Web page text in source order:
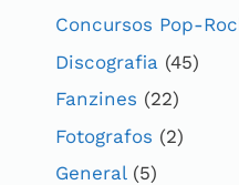
Concursos Pop-
Discografia (45)
Fanzines (22)
Fotografos (2)
General(5)